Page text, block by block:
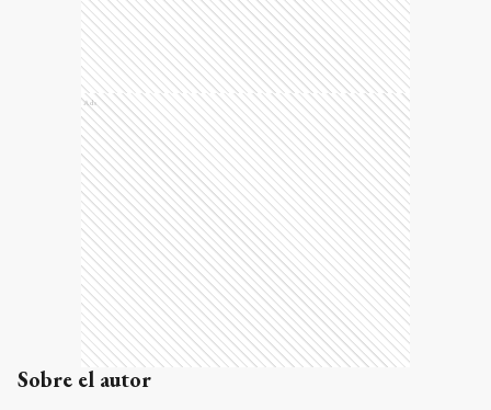
Ads
Sobre el autor